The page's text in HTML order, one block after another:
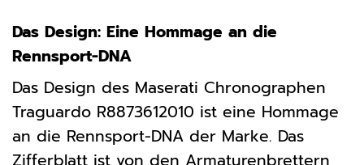
Das Design: Eine Hommage an die
Rennsport-DNA
Das Design des Maserati Chronographen
Traguardo R8873612010 ist eine Hommage
an die Rennsport-DNA der Marke. Das